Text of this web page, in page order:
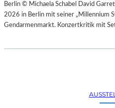
Berlin © Michaela Schabel David
2026 in Berlin mit seiner „Millennium
Gendarmenmarkt. Konzertkritik mit